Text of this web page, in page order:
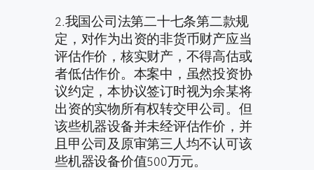
2.我国公司法第二十七条第二款规
定，对作为出资的非货币财产应当
评估作价，核实财产，不得高估或
者低估作价。本案中，虽然投资协
议约定，本协议签订时视为余某将
出资的实物所有权转交甲公司。但
该些机器设备并未经评估作价，并
且甲公司及原审第三人均不认可该
些机器设备价值500万元。